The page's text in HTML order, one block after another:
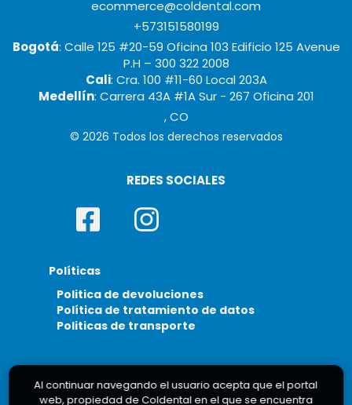
ecommerce@coldental.com
+573151580199
Bogotá: Calle 125 #20-59 Oficina 103 Edificio 125 Avenue
P.H – 300 322 2008
Cali: Cra. 100 #11-60 Local 203A
Medellín: Carrera 43A #1A Sur - 267 Oficina 201
, CO
© 2026 Todos los derechos reservados
REDES SOCIALES
Políticas
Politica de devoluciones
Política de tratamiento de datos
Politicas de transporte
Al continuar navegando el usuario acepta que el portal
web, propiedad de Coldental en el que se encuentra